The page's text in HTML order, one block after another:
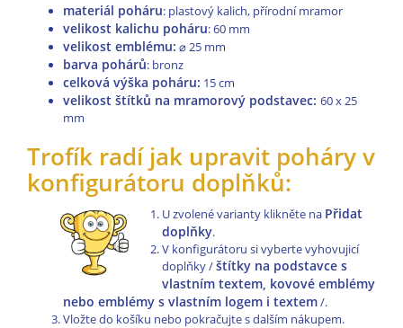
materiál poháru: plastový kalich, přírodní mramor
velikost kalichu poháru: 60 mm
velikost emblému: ⌀25 mm
barva pohárů: bronz
celková výška poháru: 15 cm
velikost štítků na mramorový podstavec: 60 x 25
mm
Trofík radí jak upravit poháry v
konfigurátoru doplňků:
U zvolené varianty klikněte na Přidat
doplňky.
V konfigurátoru si vyberte vyhovujicí
doplňky /štítky na podstavce s
vlastním textem, kovové emblémy
nebo emblémy s vlastním logem i textem/.
Vložte do košíku nebo pokračujte s dalším nákupem.